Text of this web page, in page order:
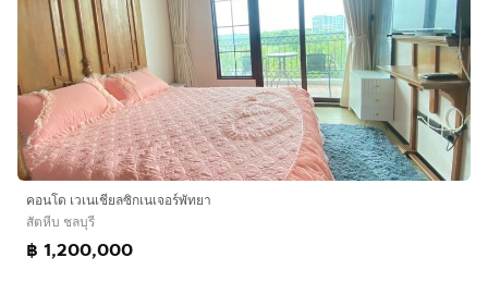
คอนโด เวเนเชียลซิกเนเจอร์พัทยา
สัตหีบ ชลบุรี
฿ 1,200,000